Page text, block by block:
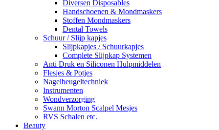
Diversen Disposables
Handschoenen & Mondmaskers
Stoffen Mondmaskers
Dental Towels
Schuur / Slijp kapjes
Slijpkapjes / Schuurkapjes
Complete Slijpkap Systemen
Anti Druk en Siliconen Hulpmiddelen
Flesjes & Potjes
Nagelbeugeltechniek
Instrumenten
Wondverzorging
Swann Morton Scalpel Mesjes
RVS Schalen etc.
Beauty